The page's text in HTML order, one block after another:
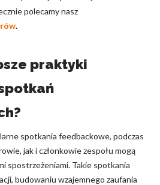
polecamy nasz
.
praktyki
spotkania feedbackowe, podczas
jak i członkowie zespołu mogą
spostrzeżeniami. Takie spotkania
budowaniu wzajemnego zaufania